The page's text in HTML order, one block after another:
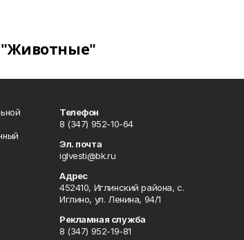
"Животные"
Телефон
8 (347) 952-10-64
Эл. почта
iglvesti@bk.ru
Адрес
452410, Иглинский района, с.
Иглино, ул. Ленина, 94/1
Рекламная служба
8 (347) 952-19-81